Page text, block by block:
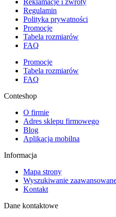
Regulamin
Polityka prywatności
Promocje
Tabela rozmiarów
FAQ
Promocje
Tabela rozmiarów
FAQ
Conteshop
O firmie
Adres sklepu firmowego
Blog
Aplikacja mobilna
Informacja
Mapa strony
Wyszukiwanie
Kontakt
Dane kontaktowe